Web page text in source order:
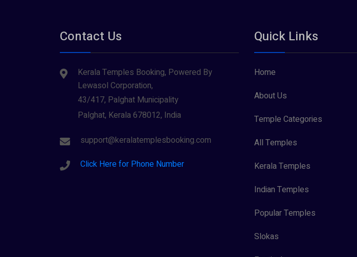
Contact Us
Kerala Temples Booking, Powered By
Lewasol Corporation,
43/417, Palghat Municipality
Palghat, Kerala 678012, India
support@keralatemplesbooking.com
Click Here for Phone Number
Quick Links
Home
About Us
Temple Categories
All Temples
Kerala Temples
Indian Temples
Popular Temples
Slokas